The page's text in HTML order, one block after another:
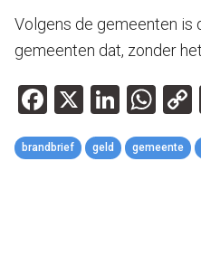
Volgens de gemeenten is
gemeenten dat, zonder
Facebook
X
brandbrief geld gemeente